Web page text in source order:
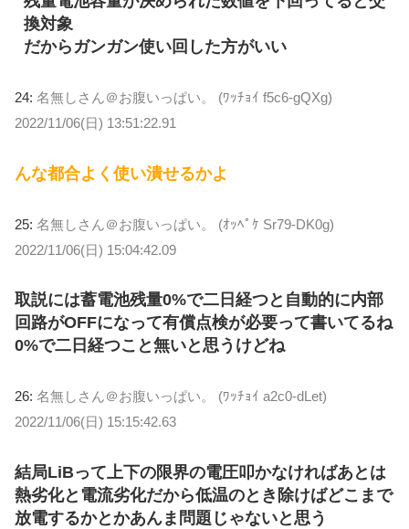
換対象
だからガンガン使い回した方がいい
24: 名無しさん＠お腹いっぱい。 (ﾜｯﾁｮｲ f5c6-gQXg)
2022/11/06(日) 13:51:22.91
んな都合よく使い潰せるかよ
25: 名無しさん＠お腹いっぱい。 (ｵｯﾍﾟｹ Sr79-DK0g)
2022/11/06(日) 15:04:42.09
取説には蓄電池残量0%で二日経つと自動的に内部
回路がOFFになって有償点検が必要って書いてるね
0%で二日経つこと無いと思うけどね
26: 名無しさん＠お腹いっぱい。 (ﾜｯﾁｮｲ a2c0-dLet)
2022/11/06(日) 15:15:42.63
結局LiBって上下の限界の電圧叩かなければあとは
熱劣化と電流劣化だから低温のとき除けばどこまで
放電するかとかあんま問題じゃないと思う